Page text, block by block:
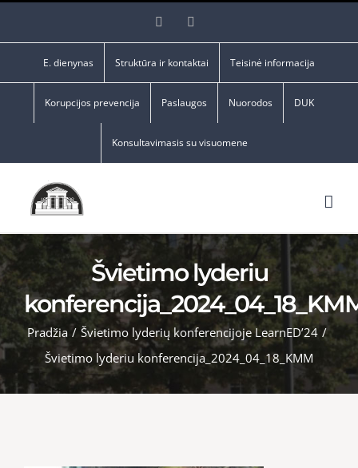
Facebook
E. dienynas Struktūra ir kontaktai Teisinė informacija
Korupcijos prevencija Paslaugos Nuorodos DUK
Konsultavimasis su visuomene
Švietimo lyderiu
Pradžia / Švietimo lyderių konferencijoje LearnED’24 /
Švietimo lyderiu konferencija_2024_04_18_KMM